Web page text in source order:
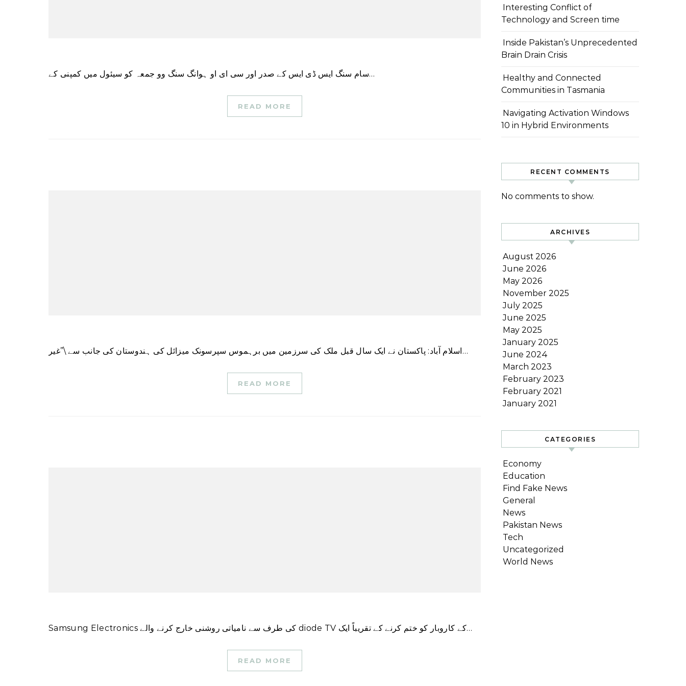
سام سنگ ایس ڈی ایس کے صدر اور سی ای او ہوانگ سنگ وو جمعہ کو سیئول میں کمپنی کے…
READ MORE
اسلام آباد: پاکستان نے ایک سال قبل ملک کی سرزمین میں برہموس سپرسونک میزائل کی ہندوستان کی جانب سے \”غیر…
READ MORE
Samsung Electronics کی طرف سے نامیاتی روشنی خارج کرنے والے diode TV کے کاروبار کو ختم کرنے کے تقریباً ایک…
READ MORE
Interesting Conflict of
Technology and Screen time
Inside Pakistan’s Unprecedented
Brain Drain Crisis
Healthy and Connected
Communities in Tasmania
Navigating Activation Windows
10 in Hybrid Environments
RECENT COMMENTS
No comments to show.
ARCHIVES
August 2026
June 2026
May 2026
November 2025
July 2025
June 2025
May 2025
January 2025
June 2024
March 2023
February 2023
February 2021
January 2021
CATEGORIES
Economy
Education
Find Fake News
General
News
Pakistan News
Tech
Uncategorized
World News